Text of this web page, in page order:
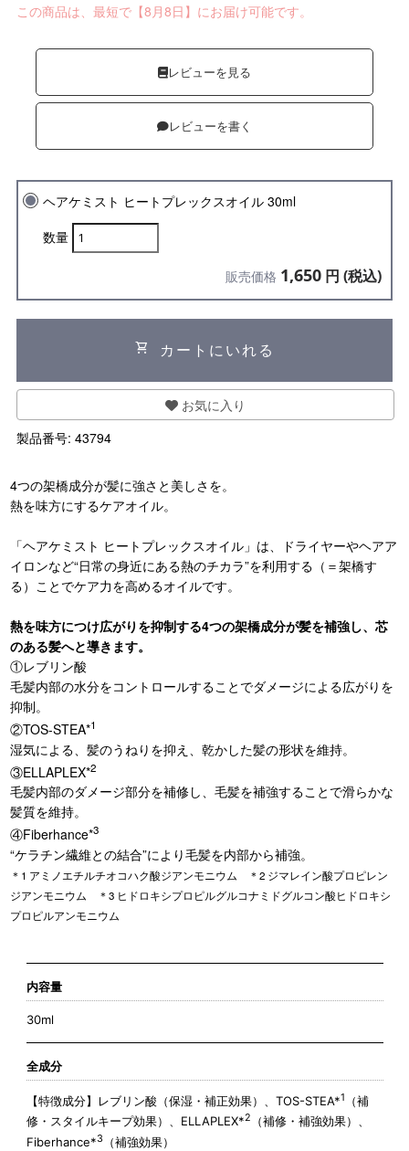
この商品は、最短で【8月8日】にお届け可能です。
レビューを見る
レビューを書く
ヘアケミスト ヒートプレックスオイル 30ml
数量
販売価格 1,650 円 (税込)
shopping_cart カートにいれる
お気に入り
製品番号: 43794
4つの架橋成分が髪に強さと美しさを。
熱を味方にするケアオイル。
「ヘアケミスト ヒートプレックスオイル」は、ドライヤーやヘアア
イロンなど“日常の身近にある熱のチカラ”を利用する（＝架橋す
る）ことでケア力を高めるオイルです。
熱を味方につけ広がりを抑制する4つの架橋成分が髪を補強し、芯
のある髪へと導きます。
①レブリン酸
毛髪内部の水分をコントロールすることでダメージによる広がりを
抑制。
②TOS-STEA*1
湿気による、髪のうねりを抑え、乾かした髪の形状を維持。
③ELLAPLEX*2
毛髪内部のダメージ部分を補修し、毛髪を補強することで滑らかな
髪質を維持。
④Fiberhance*3
“ケラチン繊維との結合”により毛髪を内部から補強。
＊1 アミノエチルチオコハク酸ジアンモニウム ＊2 ジマレイン酸プロピレン
ジアンモニウム ＊3 ヒドロキシプロピルグルコナミドグルコン酸ヒドロキシ
プロピルアンモニウム
内容量
30ml
全成分
【特徴成分】レブリン酸（保湿・補正効果）、TOS-STEA*1
（補
修・スタイルキープ効果）、ELLAPLEX*2
（補修・補強効果）、
Fiberhance*3 （補強効果）